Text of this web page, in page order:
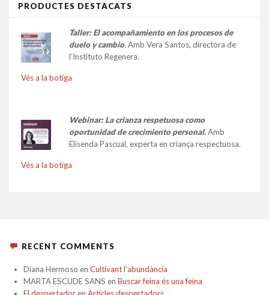
PRODUCTES DESTACATS
Taller: El acompañamiento en los procesos de
duelo y cambio. Amb Vera Santos, directora de
l’Instituto Regenera.
Vés a la botiga
Webinar: La crianza respetuosa como
oportunidad de crecimiento personal.Amb
Elisenda Pascual, experta en criança respectuosa.
Vés a la botiga
RECENT COMMENTS
Diana Hermoso en Cultivant l’abundància
MARTA ESCUDE SANS en Buscar feina és una feina